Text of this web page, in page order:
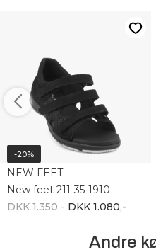
-20%
NEW FEET
New feet 211-35-1910
DKK 1.350,- DKK 1.080,-
Andre